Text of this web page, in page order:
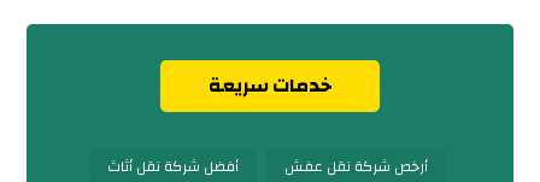
خدمات سريعة
أرخص شركة نقل عفش
أفضل شركة نقل أثاث